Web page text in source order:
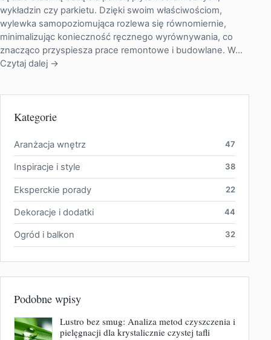
wykładzin czy parkietu. Dzięki swoim właściwościom,
wylewka samopoziomująca rozlewa się równomiernie,
minimalizując konieczność ręcznego wyrównywania, co
znacząco przyspiesza prace remontowe i budowlane. W…
Czytaj dalej →
Kategorie
Aranżacja wnętrz 47
Inspiracje i style 38
Eksperckie porady 22
Dekoracje i dodatki 44
Ogród i balkon 32
Podobne wpisy
Lustro bez smug: Analiza metod czyszczenia i
pielęgnacji dla krystalicznie czystej tafli